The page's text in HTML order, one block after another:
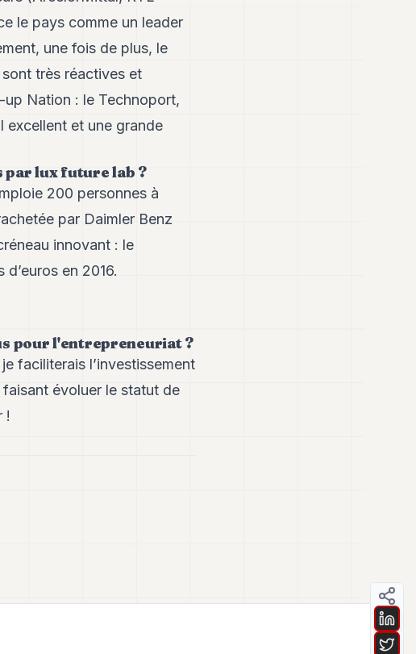
le pays comme un leader
une fois de plus, le
très réactives et
Nation : le Technoport,
excellent et une grande
par lux future lab ?
200 personnes à
par Daimler Benz
innovant : le
en 2016.
pour l'entrepreneuriat ?
faciliterais l’investissement
évoluer le statut de
!